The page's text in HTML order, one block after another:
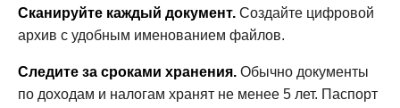
Сканируйте каждый документ. Создайте цифровой
архив с удобным именованием файлов.
Следите за сроками хранения. Обычно документы
по доходам и налогам хранят не менее 5 лет. Паспорт